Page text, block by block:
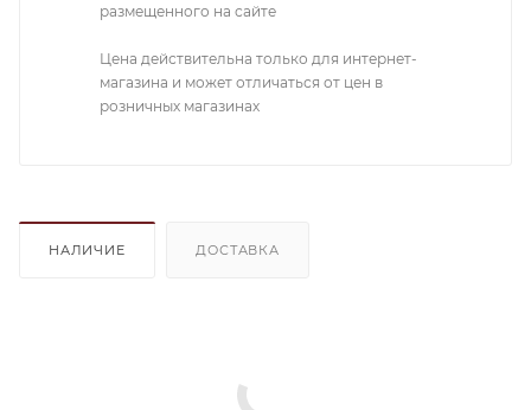
размещенного на сайте
Цена действительна только для интернет-
магазина и может отличаться от цен в
розничных магазинах
НАЛИЧИЕ ДОСТАВКА